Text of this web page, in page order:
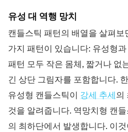
유성 대 역행 망치
캔들스틱 패턴의 배열을 살펴보
가지 패턴이 있습니다: 유성형
패턴 모두 작은 몸체, 짧거나 없
긴 상단 그림자를 포함합니다.
유성형 캔들스틱이 강세 추세의
것을 알려줍니다. 역망치형 캔
의 최하단에서 발생합니다. 이